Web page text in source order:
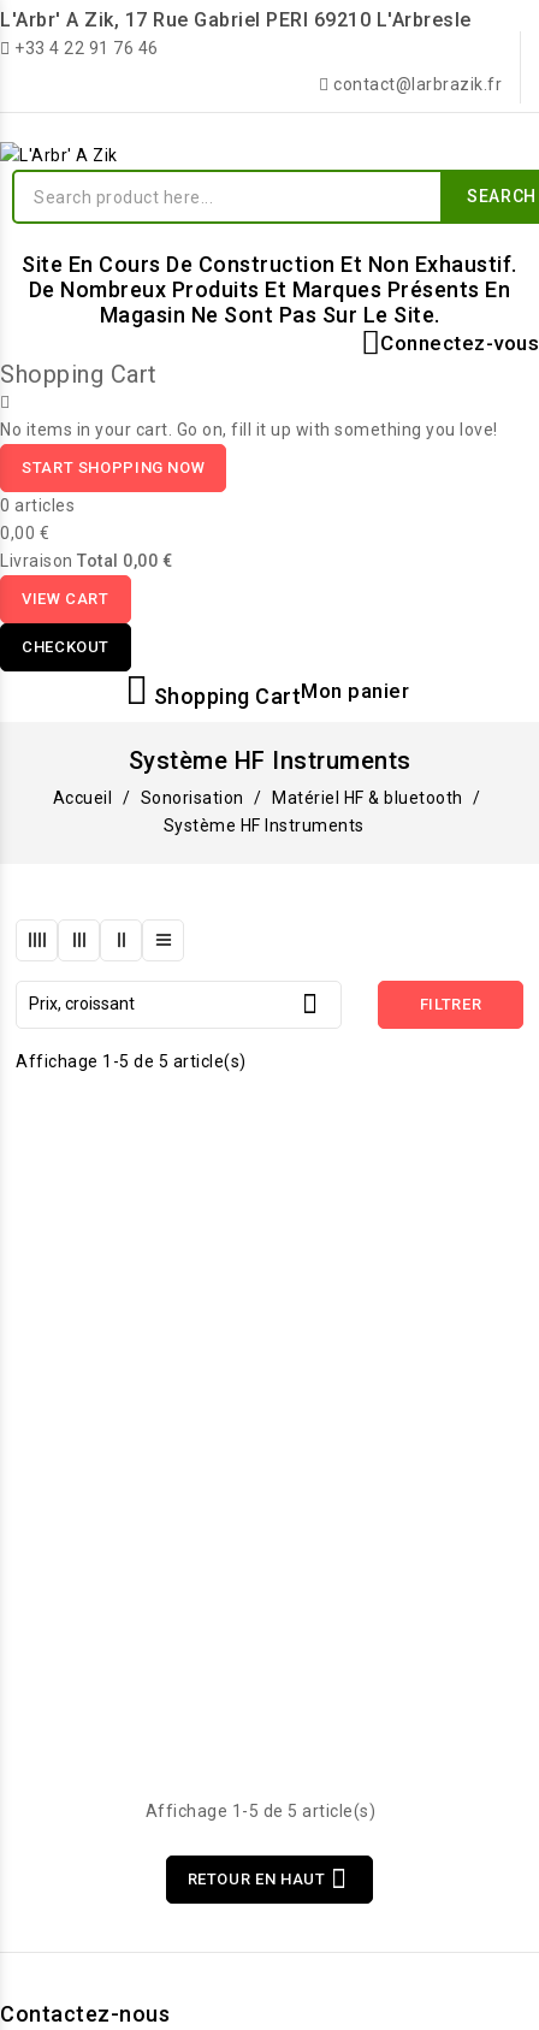
L'Arbr' A Zik, 17 Rue Gabriel PERI 69210 L'Arbresle
+33 4 22 91 76 46
contact@larbrazik.fr
SEARCH
Site En Cours De Construction Et Non Exhaustif.
De Nombreux Produits Et Marques Présents En
Magasin Ne Sont Pas Sur Le Site.
Connectez-vous
Shopping Cart
No items in your cart. Go on, fill it up with something you love!
START SHOPPING NOW
0 articles
0,00 €
Livraison Total 0,00 €
VIEW CART
CHECKOUT
Shopping CartMon panier
Système HF Instruments
Accueil Sonorisation
Matériel HF & bluetooth
Système HF Instruments
Prix, croissant  FILTRER
Affichage 1-5 de 5 article(s)
Affichage 1-5 de 5 article(s)
RETOUR EN HAUT 
Contactez-nous